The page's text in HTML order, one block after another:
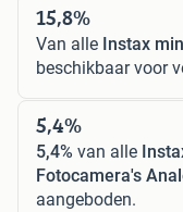
15,8%
Van alle Instax
beschikbaar voor
5,4%
5,4% van alle
Fotocamera's
aangeboden.